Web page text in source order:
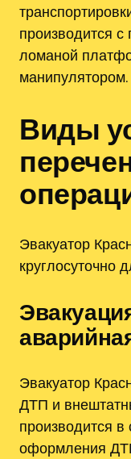
производится
ломаной
манипулятором.
Виды
Эвакуатор
круглосуточно
Эвакуатор
ДТП и
производится в
оформления